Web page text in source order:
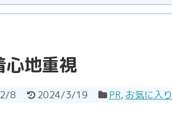
心地重視
8 2024/3/19 PR, お気に入り